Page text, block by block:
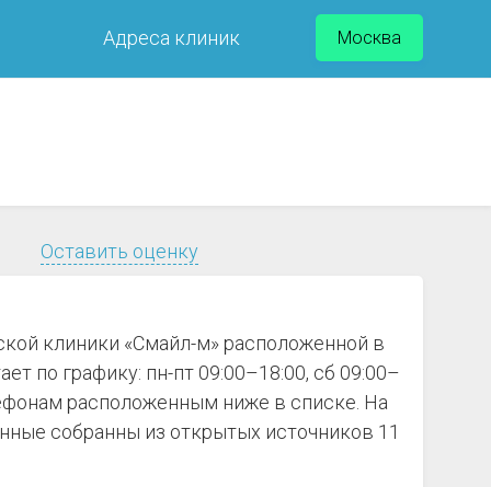
Адреса клиник Москва
Оставить оценку
клиники «Смайл-м» расположенной в
по графику: пн-пт 09:00–18:00, сб 09:00–
расположенным ниже в списке. На
собранны из открытых источников 11